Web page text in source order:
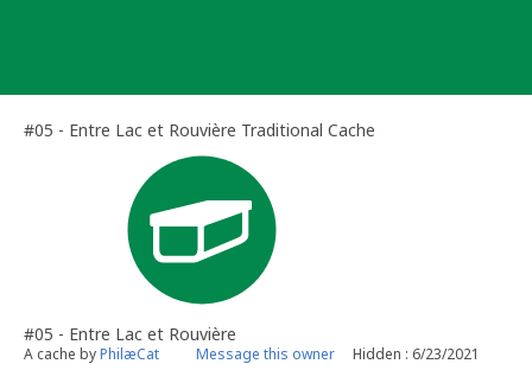
#05 - Entre Lac et Rouvière Traditional Cache
#05 - Entre Lac et Rouvière
A cache byPhilæCat Message this owner Hidden : 6/23/2021